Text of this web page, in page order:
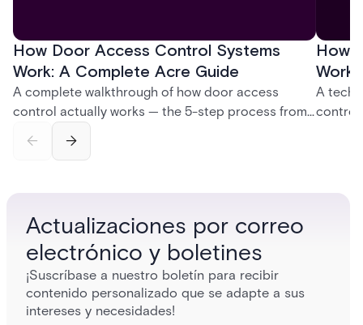
How Door Access Control Systems
Work: A Complete Acre Guide
A complete walkthrough of how door access
control actually works — the 5-step process from
and software components, and the access control
How
A
control
Actualizaciones por correo
electrónico y boletines
¡Suscríbase a nuestro boletín para recibir
contenido personalizado que se adapte a sus
intereses y necesidades!